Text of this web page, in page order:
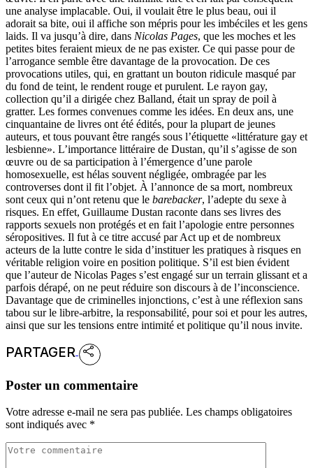
une analyse implacable. Oui, il voulait être le plus beau, oui il
adorait sa bite, oui il affiche son mépris pour les imbéciles et les gens
laids. Il va jusqu’à dire, dans Nicolas Pages, que les moches et les
petites bites feraient mieux de ne pas exister. Ce qui passe pour de
l’arrogance semble être davantage de la provocation. De ces
provocations utiles, qui, en grattant un bouton ridicule masqué par
du fond de teint, le rendent rouge et purulent. Le rayon gay,
collection qu’il a dirigée chez Balland, était un spray de poil à
gratter. Les formes convenues comme les idées. En deux ans, une
cinquantaine de livres ont été édités, pour la plupart de jeunes
auteurs, et tous pouvant être rangés sous l’étiquette «littérature gay et
lesbienne». L’importance littéraire de Dustan, qu’il s’agisse de son
œuvre ou de sa participation à l’émergence d’une parole
homosexuelle, est hélas souvent négligée, ombragée par les
controverses dont il fit l’objet. À l’annonce de sa mort, nombreux
sont ceux qui n’ont retenu que le barebacker, l’adepte du sexe à
risques. En effet, Guillaume Dustan raconte dans ses livres des
rapports sexuels non protégés et en fait l’apologie entre personnes
séropositives. Il fut à ce titre accusé par Act up et de nombreux
acteurs de la lutte contre le sida d’instituer les pratiques à risques en
véritable religion voire en position politique. S’il est bien évident
que l’auteur de Nicolas Pages s’est engagé sur un terrain glissant et a
parfois dérapé, on ne peut réduire son discours à de l’inconscience.
Davantage que de criminelles injonctions, c’est à une réflexion sans
tabou sur le libre-arbitre, la responsabilité, pour soi et pour les autres,
ainsi que sur les tensions entre intimité et politique qu’il nous invite.
PARTAGER
Poster un commentaire
Votre adresse e-mail ne sera pas publiée. Les champs obligatoires
sont indiqués avec *